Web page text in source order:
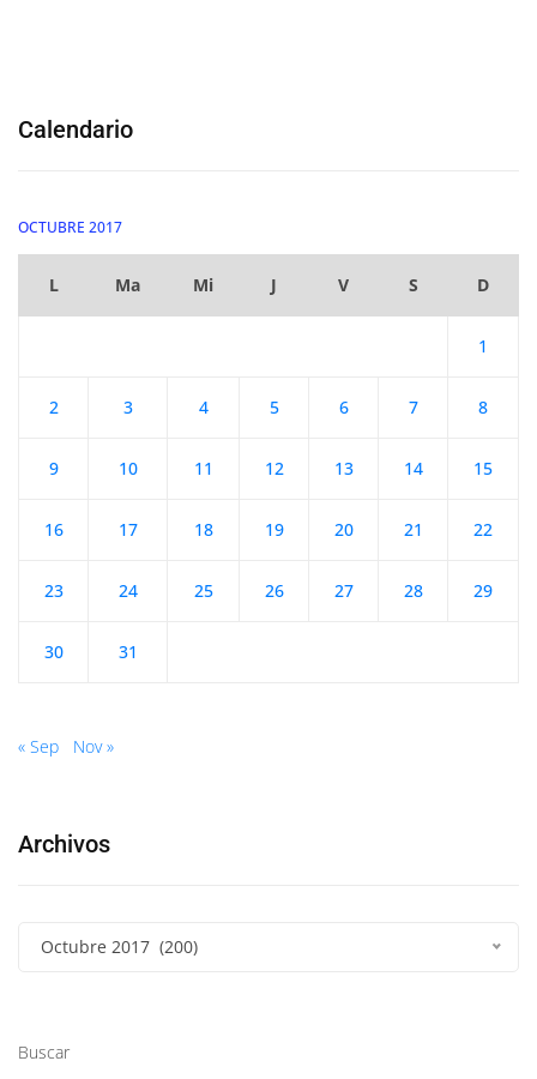
Calendario
OCTUBRE 2017
L Ma Mi J V S D
1
2 3 4 5 6 7 8
9 10 11 12 13 14 15
16 17 18 19 20 21 22
23 24 25 26 27 28 29
30 31
« Sep Nov »
Archivos
Octubre 2017 (200)
Buscar